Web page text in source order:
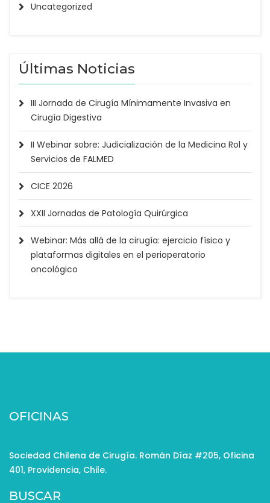
Uncategorized
Últimas Noticias
III Jornada de Cirugía Mínimamente Invasiva en
Cirugía Digestiva
II Webinar sobre: Judicialización de la Medicina Rol y
Servicios de FALMED
CICE 2026
XXII Jornadas de Patología Quirúrgica
Webinar: Más allá de la cirugía: ejercicio físico y
plataformas digitales en el perioperatorio
oncológico
OFICINAS
Sociedad Chilena de Cirugía. Román Díaz #205, Oficina
401, Providencia, Chile.
BUSCAR